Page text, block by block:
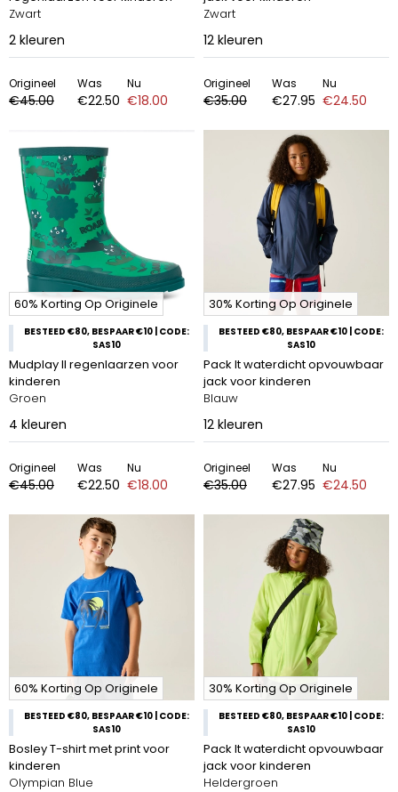
Zwart
2 kleuren
Origineel
€45.00
Was
€22.50
Nu
€18.00
Zwart
12 kleuren
Origineel
€35.00
Was
€27.95
Nu
€24.50
60% Korting Op Originele
BESTEED €80, BESPAAR €10 | CODE:
SAS10
Mudplay II regenlaarzen voor
kinderen
Groen
4 kleuren
Origineel
€45.00
Was
€22.50
Nu
€18.00
30% Korting Op Originele
BESTEED €80, BESPAAR €10 | CODE:
SAS10
Pack It waterdicht opvouwbaar
jack voor kinderen
Blauw
12 kleuren
Origineel
€35.00
Was
€27.95
Nu
€24.50
60% Korting Op Originele
BESTEED €80, BESPAAR €10 | CODE:
SAS10
Bosley T-shirt met print voor
kinderen
Olympian Blue
30% Korting Op Originele
BESTEED €80, BESPAAR €10 | CODE:
SAS10
Pack It waterdicht opvouwbaar
jack voor kinderen
Heldergroen